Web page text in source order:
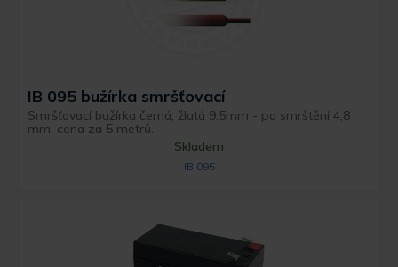
IB 095 bužírka smršťovací
Smršťovací bužírka černá, žlutá 9.5mm - po smrštění 4,8
mm, cena za 5 metrů.
Skladem
IB 095